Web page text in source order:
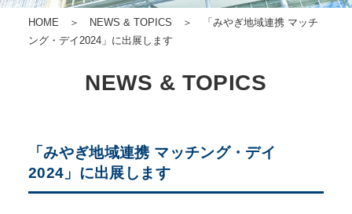
HOME ＞ NEWS & TOPICS ＞ 「みやぎ地域連携 マッチ
ング・デイ2024」に出展します
NEWS & TOPICS
「みやぎ地域連携 マッチング・デイ
2024」に出展します